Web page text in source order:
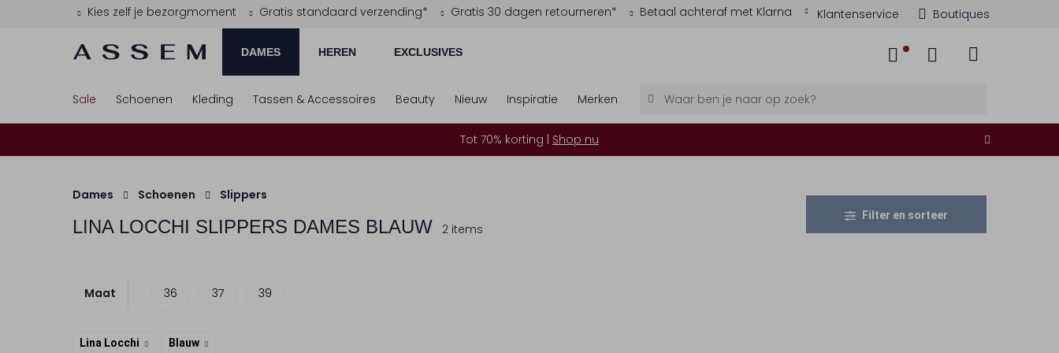
Kies zelf je bezorgmoment Gratis standaard verzending* Gratis 30 dagen retourneren* Betaal achteraf met Klarna Klantenservice Boutiques
DAMES HEREN EXCLUSIVES
Sale Schoenen Kleding Tassen & Accessoires Beauty Nieuw Inspiratie Merken
Tot 70% korting | Shop nu
Dames Schoenen Slippers
LINA LOCCHI SLIPPERS DAMES BLAUW 2 items
Filter en sorteer
Maat 36 37 39
Lina Locchi Blauw